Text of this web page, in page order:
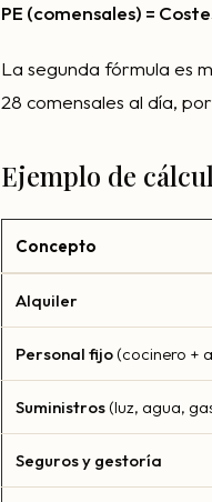
PE (comensales) =
La segunda fórmula es
28 comensales al día,
Ejemplo de
Concepto
Alquiler
Personal fijo(cocinero +
Suministros(luz, agua,
Seguros y gestoría